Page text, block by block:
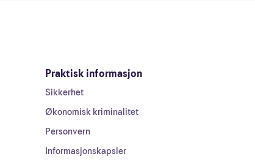
Praktisk informasjon
Sikkerhet
Økonomisk kriminalitet
Personvern
Informasjonskapsler